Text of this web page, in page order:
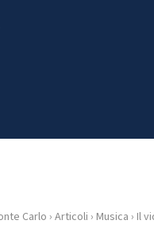
Carlo › Articoli › Musica › Il